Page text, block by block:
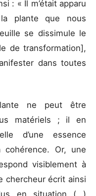
: « Il m’était apparu
plante que nous
se dissimule le
de transformation],
dans toutes
ne peut être
matériels ; il en
d’une essence
cohérence. Or, une
visiblement à
chercheur écrit ainsi